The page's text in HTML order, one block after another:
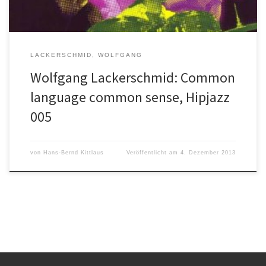
LACKERSCHMID, WOLFGANG
Wolfgang Lackerschmid: Common
language common sense, Hipjazz
005
von Hans-Bernd Kittlaus Veröffentlicht am4. Dezember 2013